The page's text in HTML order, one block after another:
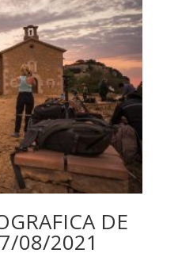
DE
08/2021